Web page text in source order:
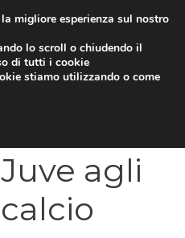
agli
migliore esperienza sul nostro
lo scroll o chiudendo il
di tutti i cookie
stiamo utilizzando o come